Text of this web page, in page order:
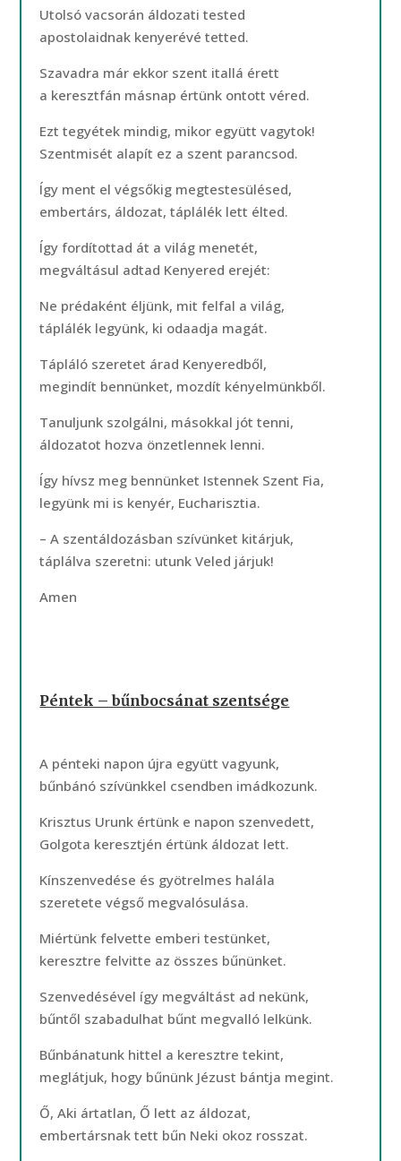
Utolsó vacsorán áldozati tested
apostolaidnak kenyerévé tetted.
Szavadra már ekkor szent itallá érett
a keresztfán másnap értünk ontott véred.
Ezt tegyétek mindig, mikor együtt vagytok!
Szentmisét alapít ez a szent parancsod.
Így ment el végsőkig megtestesülésed,
embertárs, áldozat, táplálék lett élted.
Így fordítottad át a világ menetét,
megváltásul adtad Kenyered erejét:
Ne prédaként éljünk, mit felfal a világ,
táplálék legyünk, ki odaadja magát.
Tápláló szeretet árad Kenyeredből,
megindít bennünket, mozdít kényelmünkből.
Tanuljunk szolgálni, másokkal jót tenni,
áldozatot hozva önzetlennek lenni.
Így hívsz meg bennünket Istennek Szent Fia,
legyünk mi is kenyér, Eucharisztia.
– A szentáldozásban szívünket kitárjuk,
táplálva szeretni: utunk Veled járjuk!
Amen
Péntek – bűnbocsánat szentsége
A pénteki napon újra együtt vagyunk,
bűnbánó szívünkkel csendben imádkozunk.
Krisztus Urunk értünk e napon szenvedett,
Golgota keresztjén értünk áldozat lett.
Kínszenvedése és gyötrelmes halála
szeretete végső megvalósulása.
Miértünk felvette emberi testünket,
keresztre felvitte az összes bűnünket.
Szenvedésével így megváltást ad nekünk,
bűntől szabadulhat bűnt megvalló lelkünk.
Bűnbánatunk hittel a keresztre tekint,
meglátjuk, hogy bűnünk Jézust bántja megint.
Ő, Aki ártatlan, Ő lett az áldozat,
embertársnak tett bűn Neki okoz rosszat.